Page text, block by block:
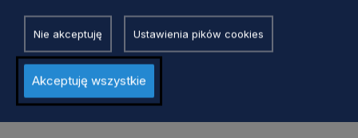
Nie akceptuję Ustawienia pików cookies
Akceptuję wszystkie